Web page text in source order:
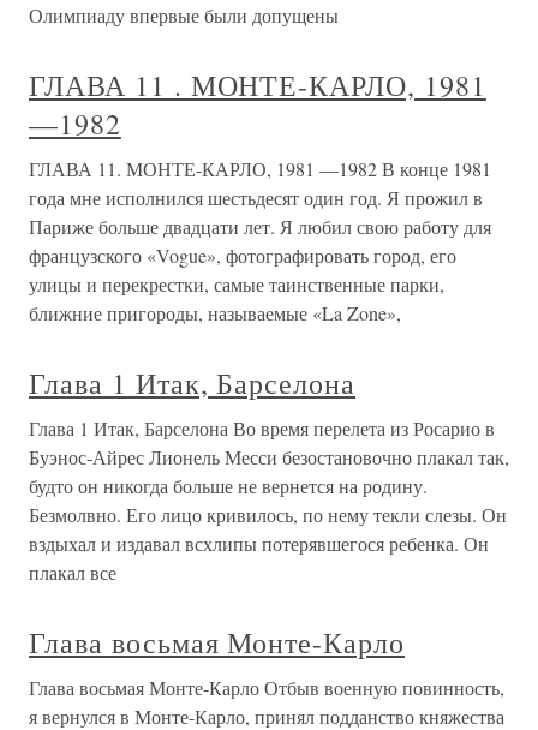
Олимпиаду впервые были допущены
ГЛАВА 11 . МОНТЕ-КАРЛО, 1981
—1982
ГЛАВА 11. МОНТЕ-КАРЛО, 1981 —1982 В конце 1981
года мне исполнился шестьдесят один год. Я прожил в
Париже больше двадцати лет. Я любил свою работу для
французского «Vogue», фотографировать город, его
улицы и перекрестки, самые таинственные парки,
ближние пригороды, называемые «La Zone»,
Глава 1 Итак, Барселона
Глава 1 Итак, Барселона Во время перелета из Росарио в
Буэнос-Айрес Лионель Месси безостановочно плакал так,
будто он никогда больше не вернется на родину.
Безмолвно. Его лицо кривилось, по нему текли слезы. Он
вздыхал и издавал всхлипы потерявшегося ребенка. Он
плакал все
Глава восьмая Монте-Карло
Глава восьмая Монте-Карло Отбыв военную повинность,
я вернулся в Монте-Карло, принял подданство княжества